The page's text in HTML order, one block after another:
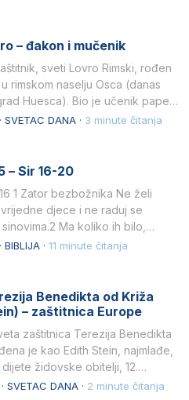
– đakon i mučenik
sveti Lovro Rimski, rođen
rimskom naselju Osca (danas
Huesca). Bio je učenik pape…
SVETAC DANA · 3 minute čitanja
Biblija 365 – Sir 16-20
1 Zator bezbožnika Ne želi
djece i ne raduj se
Ma koliko ih bilo,…
· 11 minute čitanja
Benedikta od Križa
– zaštitnica Europe
zaštitnica Terezija Benedikta
je kao Edith Stein, najmlađe,
židovske obitelji, 12.
u Wrocławu…
SVETAC DANA · 2 minute čitanja